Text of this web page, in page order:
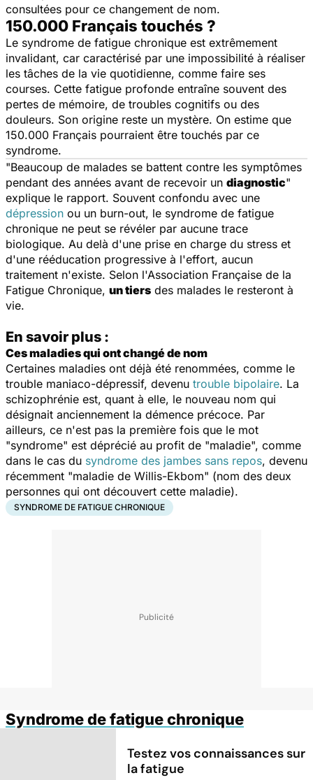
consultées pour ce changement de nom.
150.000 Français touchés ?
Le syndrome de fatigue chronique est extrêmement
invalidant, car caractérisé par une impossibilité à réaliser
les tâches de la vie quotidienne, comme faire ses
courses. Cette fatigue profonde entraîne souvent des
pertes de mémoire, de troubles cognitifs ou des
douleurs. Son origine reste un mystère. On estime que
150.000 Français pourraient être touchés par ce
syndrome.
"Beaucoup de malades se battent contre les symptômes
pendant des années avant de recevoir un diagnostic"
explique le rapport. Souvent confondu avec une
dépression ou un burn-out, le syndrome de fatigue
chronique ne peut se révéler par aucune trace
biologique. Au delà d'une prise en charge du stress et
d'une rééducation progressive à l'effort, aucun
traitement n'existe. Selon l'Association Française de la
Fatigue Chronique, un tiers des malades le resteront à
vie.
En savoir plus :
Ces maladies qui ont changé de nom
Certaines maladies ont déjà été renommées, comme le
trouble maniaco-dépressif, devenu trouble bipolaire. La
schizophrénie est, quant à elle, le nouveau nom qui
désignait anciennement la démence précoce. Par
ailleurs, ce n'est pas la première fois que le mot
"syndrome" est déprécié au profit de "maladie", comme
dans le cas du syndrome des jambes sans repos, devenu
récemment "maladie de Willis-Ekbom" (nom des deux
personnes qui ont découvert cette maladie).
SYNDROME DE FATIGUE CHRONIQUE
Syndrome de fatigue chronique
Testez vos connaissances sur
la fatigue